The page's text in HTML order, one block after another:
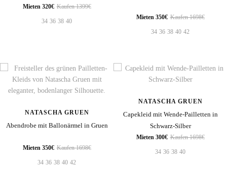
Mieten 320€ Kaufen 1399€
34 36 38 40
Mieten 350€ Kaufen 1698€
34 36 38 40 42
NATASCHA GRUEN
Abendrobe mit Ballonärmel in Gruen
Mieten 350€ Kaufen 1698€
34 36 38 40 42
NATASCHA GRUEN
Capekleid mit Wende-Pailletten in
Schwarz-Silber
Mieten 300€ Kaufen 1698€
34 36 38 40